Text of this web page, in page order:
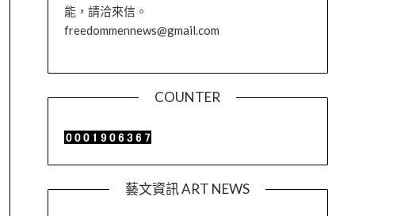
能，請洽來信。
freedommennews@gmail.com
COUNTER
藝文資訊 ART NEWS